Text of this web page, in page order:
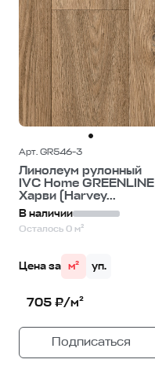
Арт. GR546-3
Линолеум рулонный
IVC Home GREENLINE
Харви (Harvey...
В наличии
Осталось 0 м²
Цена за м² уп.
705 ₽/м²
Подписаться